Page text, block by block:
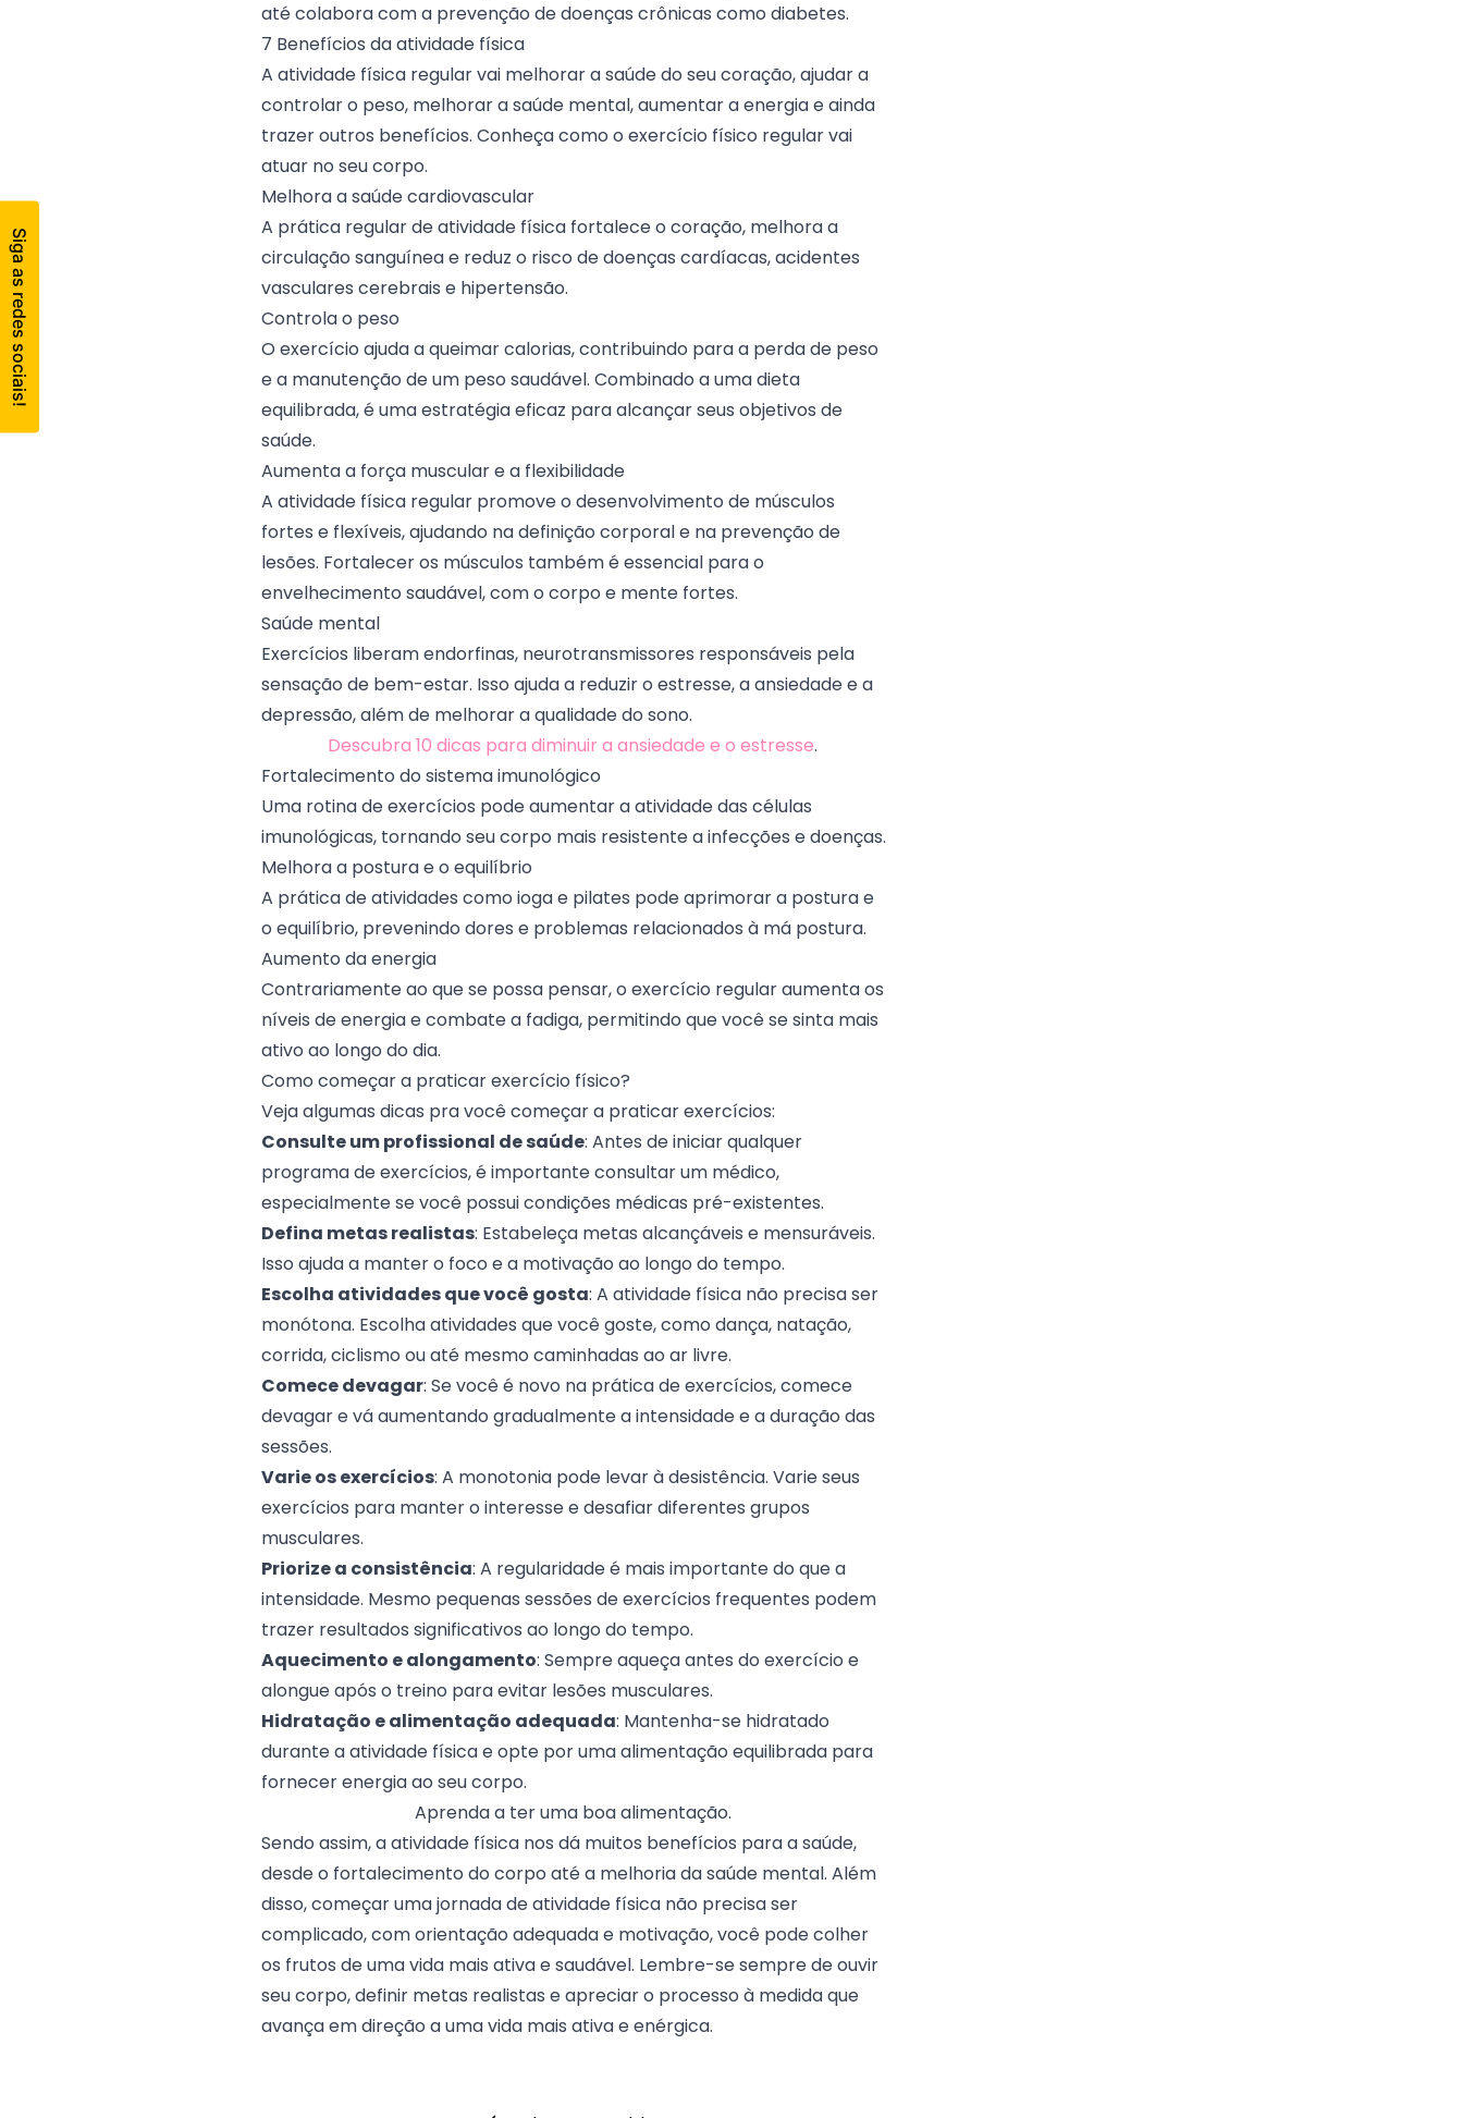
até colabora com a prevenção de doenças crônicas como diabetes.
7 Benefícios da atividade física
A atividade física regular vai melhorar a saúde do seu coração, ajudar a
controlar o peso, melhorar a saúde mental, aumentar a energia e ainda
trazer outros benefícios. Conheça como o exercício físico regular vai
atuar no seu corpo.
Melhora a saúde cardiovascular
A prática regular de atividade física fortalece o coração, melhora a
circulação sanguínea e reduz o risco de doenças cardíacas, acidentes
vasculares cerebrais e hipertensão.
Controla o peso
O exercício ajuda a queimar calorias, contribuindo para a perda de peso
e a manutenção de um peso saudável. Combinado a uma dieta
equilibrada, é uma estratégia eficaz para alcançar seus objetivos de
saúde.
Aumenta a força muscular e a flexibilidade
A atividade física regular promove o desenvolvimento de músculos
fortes e flexíveis, ajudando na definição corporal e na prevenção de
lesões. Fortalecer os músculos também é essencial para o
envelhecimento saudável, com o corpo e mente fortes.
Saúde mental
Exercícios liberam endorfinas, neurotransmissores responsáveis pela
sensação de bem-estar. Isso ajuda a reduzir o estresse, a ansiedade e a
depressão, além de melhorar a qualidade do sono.
Descubra 10 dicas para diminuir a ansiedade e o estresse.
Fortalecimento do sistema imunológico
Uma rotina de exercícios pode aumentar a atividade das células
imunológicas, tornando seu corpo mais resistente a infecções e doenças.
Melhora a postura e o equilíbrio
A prática de atividades como ioga e pilates pode aprimorar a postura e
o equilíbrio, prevenindo dores e problemas relacionados à má postura.
Aumento da energia
Contrariamente ao que se possa pensar, o exercício regular aumenta os
níveis de energia e combate a fadiga, permitindo que você se sinta mais
ativo ao longo do dia.
Como começar a praticar exercício físico?
Veja algumas dicas pra você começar a praticar exercícios:
Consulte um profissional de saúde: Antes de iniciar qualquer
programa de exercícios, é importante consultar um médico,
especialmente se você possui condições médicas pré-existentes.
Defina metas realistas: Estabeleça metas alcançáveis e mensuráveis.
Isso ajuda a manter o foco e a motivação ao longo do tempo.
Escolha atividades que você gosta: A atividade física não precisa ser
monótona. Escolha atividades que você goste, como dança, natação,
corrida, ciclismo ou até mesmo caminhadas ao ar livre.
Comece devagar: Se você é novo na prática de exercícios, comece
devagar e vá aumentando gradualmente a intensidade e a duração das
sessões.
Varie os exercícios: A monotonia pode levar à desistência. Varie seus
exercícios para manter o interesse e desafiar diferentes grupos
musculares.
Priorize a consistência: A regularidade é mais importante do que a
intensidade. Mesmo pequenas sessões de exercícios frequentes podem
trazer resultados significativos ao longo do tempo.
Aquecimento e alongamento: Sempre aqueça antes do exercício e
alongue após o treino para evitar lesões musculares.
Hidratação e alimentação adequada: Mantenha-se hidratado
durante a atividade física e opte por uma alimentação equilibrada para
fornecer energia ao seu corpo.
Aprenda a ter uma boa alimentação.
Sendo assim, a atividade física nos dá muitos benefícios para a saúde,
desde o fortalecimento do corpo até a melhoria da saúde mental. Além
disso, começar uma jornada de atividade física não precisa ser
complicado, com orientação adequada e motivação, você pode colher
os frutos de uma vida mais ativa e saudável. Lembre-se sempre de ouvir
seu corpo, definir metas realistas e apreciar o processo à medida que
avança em direção a uma vida mais ativa e enérgica.